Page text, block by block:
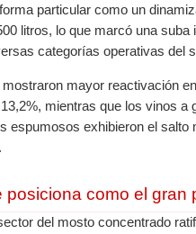
particular como un
litros, lo que marcó una
categorías operativas del
mayor reactivación
mientras que los vinos
espumosos exhibieron el
como el gran
del mosto concentrado